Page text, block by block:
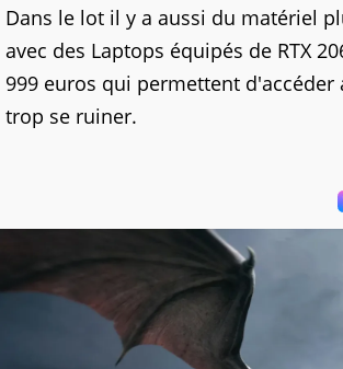
Dans le lot il y a aussi du matériel
avec des Laptops équipés de RTX
999 euros qui permettent d'accéder
trop se ruiner.